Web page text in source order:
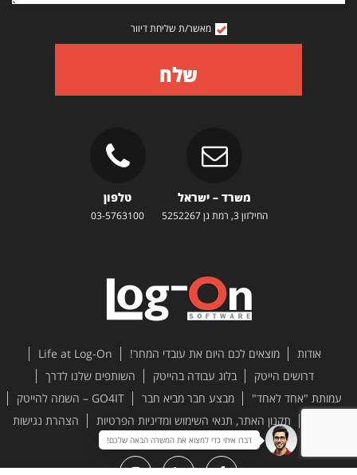
מאשר/ת שליחת דיוור
שלח
משרד – ישראל
החילזון 3, רמת גן 5252267
טלפון
03-5763100
אודות מוצאים לכם היום את עובדי המחר!
Life at Log-On
דרושים הייטק
בלוג עבודה בהייטק
השותפים שלנו לדרך
עמותת "אחד לאחד"
מבצע חבר מביא חבר
GO4IT – השמה להייטק
תקנון האתר, תנאי השימוש ומדיניות הפרטיות הצהרת נגישות
דברו איתי כדי למצוא את המשרה הבאה שלכם!